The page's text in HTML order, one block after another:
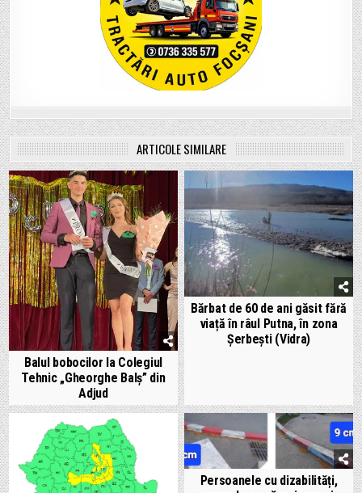
ARTICOLE SIMILARE
Balul bobocilor la Colegiul
Tehnic „Gheorghe Balș” din
Adjud
Bărbat de 60 de ani găsit fără
viață în râul Putna, în zona
Șerbești (Vidra)
Persoanele cu dizabilități,